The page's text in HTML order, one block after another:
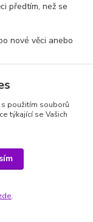
předtím, než se
nové věci anebo
ji neodstranil v
s použitím souborů
týkající se Vašich
.